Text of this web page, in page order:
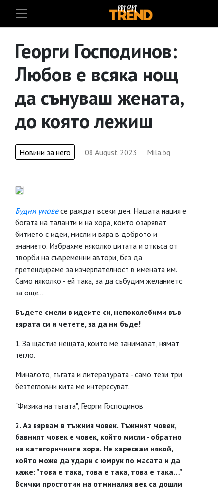
Георги Господинов:
Любов е всяка нощ
да сънуваш жената,
до която лежиш
Новини за него 08 August 2023 Mila.bg
Будни умове се раждат всеки ден. Нашата нация е
богата на таланти и на хора, които озаряват
битието с идеи, мисли и вяра в доброто и
знанието. Избрахме няколко цитата и откъса от
творби на съвременни автори, без да
претендираме за изчерпателност в имената им.
Само няколко - ей така, за да събудим желанието
за още...
Бъдете смели в идеите си, непоколебими във
вярата си и четете, за да ни бъде!
1. За щастие нещата, които ме занимават, нямат
тегло.
Миналото, тъгата и литературата - само тези три
безтегловни кита ме интересуват.
"Физика на тъгата", Георги Господинов
2. Аз вярвам в тъжния човек. Тъжният човек,
бавният човек е човек, който мисли - обратно
на категоричните хора. Не харесвам някой,
който може да удари с юмрук по масата и да
каже: "това е така, това е така, това е така…"
Всички простотии на отминалия век са дошли